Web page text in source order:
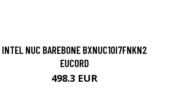
INTEL NUC BAREBONE BXNUC10I7FNKN2
EUCORD
498.3 EUR